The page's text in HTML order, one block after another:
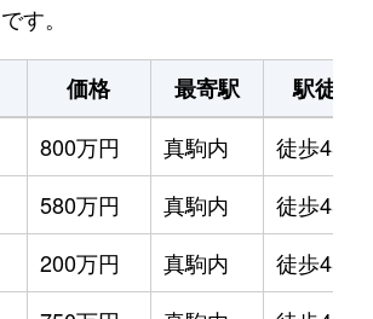
す。
価格 最寄駅
駅徒歩
800万円 真駒内
徒歩45分
580万円 真駒内
徒歩45分
200万円 真駒内
徒歩45分